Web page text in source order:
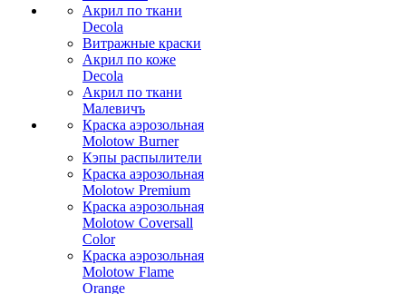
Акрил по ткани
Decola
Витражные краски
Акрил по коже
Decola
Акрил по ткани
Малевичъ
Краска аэрозольная
Molotow Burner
Кэпы распылители
Краска аэрозольная
Molotow Premium
Краска аэрозольная
Molotow Coversall
Color
Краска аэрозольная
Molotow Flame
Orange